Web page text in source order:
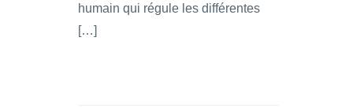
humain qui régule les différentes
[…]